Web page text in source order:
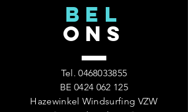
BEL
ONS
Tel.0468033855
BE0424 062 125
Hazewinkel Windsurfing VZW